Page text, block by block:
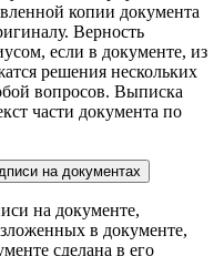
копии документа
Верность
если в документе, из
решения нескольких
вопросов. Выписка
части документа по
на документах
на документе,
в документе,
сделана в его